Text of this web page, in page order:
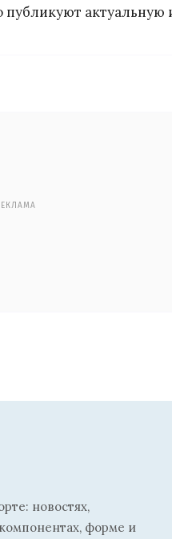
публикуют
новостях,
форме и